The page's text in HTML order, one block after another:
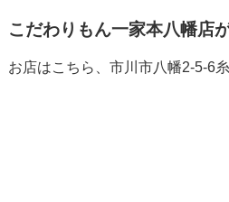
こだわりもん一家本八幡店
お店はこちら、市川市八幡2-5-6